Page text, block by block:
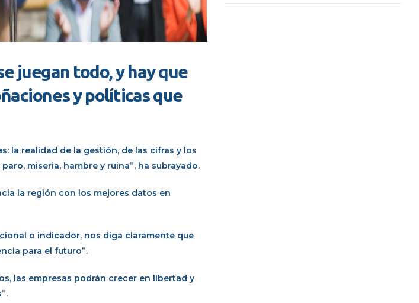
juegan todo, y hay que
y políticas que
la realidad de la gestión, de las cifras y los
miseria, hambre y ruina”, ha subrayado.
la región con los mejores datos en
o indicador, nos diga claramente que
para el futuro”.
las empresas podrán crecer en libertad y